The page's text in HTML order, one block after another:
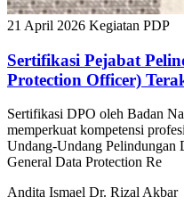
21 April 2026 Kegiatan PDP
Sertifikasi Pejabat
Protection Officer)
Sertifikasi DPO oleh Badan
memperkuat kompetensi
Undang-Undang Pelindungan
General Data Protection Re
Andita Ismael Dr. Rizal Akbar